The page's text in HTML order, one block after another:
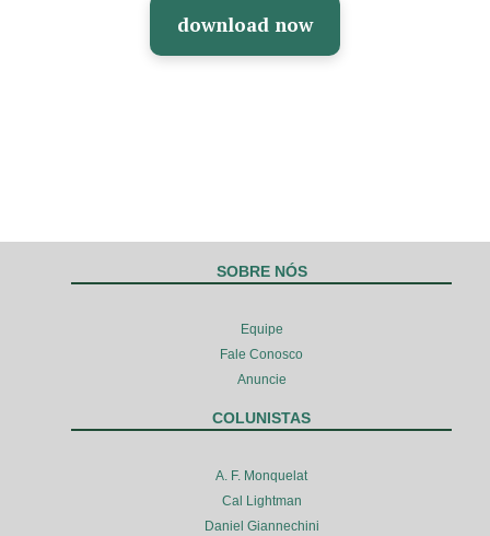
download now
SOBRE NÓS
Equipe
Fale Conosco
Anuncie
COLUNISTAS
A. F. Monquelat
Cal Lightman
Daniel Giannechini